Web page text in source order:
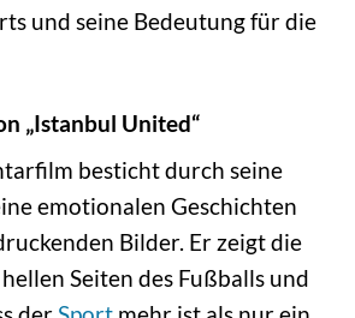
und seine Bedeutung für die
„Istanbul United“
besticht durch seine
emotionalen Geschichten
Bilder. Er zeigt die
Seiten des Fußballs und